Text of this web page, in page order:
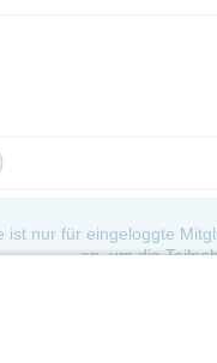
Bestätigung des
auch für "noch nicht"
ist nur für eingeloggte
an, um die